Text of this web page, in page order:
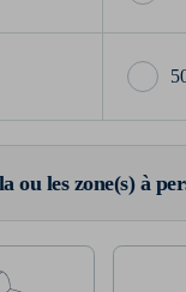
ou les zone(s) à